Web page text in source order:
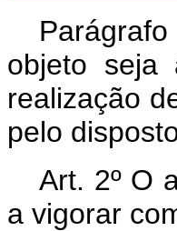
objeto seja
realização
pelo
Art. 2º O
a vigorar